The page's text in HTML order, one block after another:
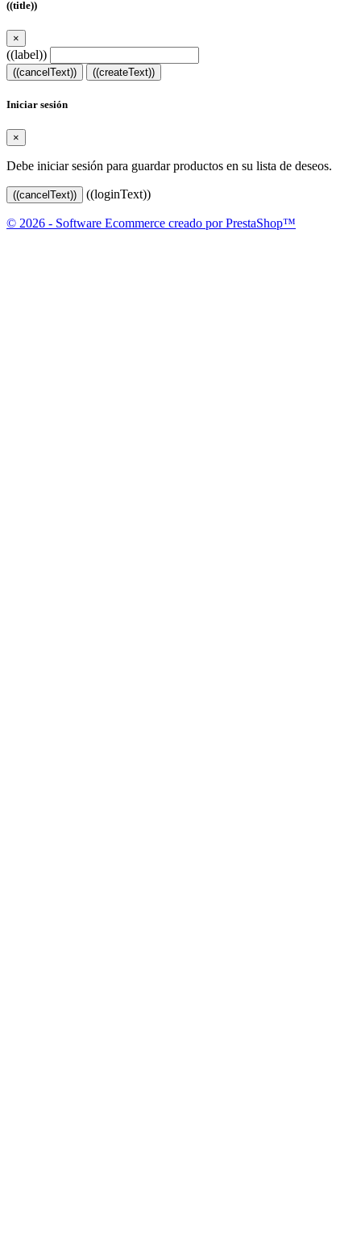
((title))
×
((label))
((cancelText)) ((createText))
Iniciar sesión
×
Debe iniciar sesión para guardar productos en su lista de deseos.
((cancelText)) ((loginText))
© 2026 - Software Ecommerce creado por PrestaShop™